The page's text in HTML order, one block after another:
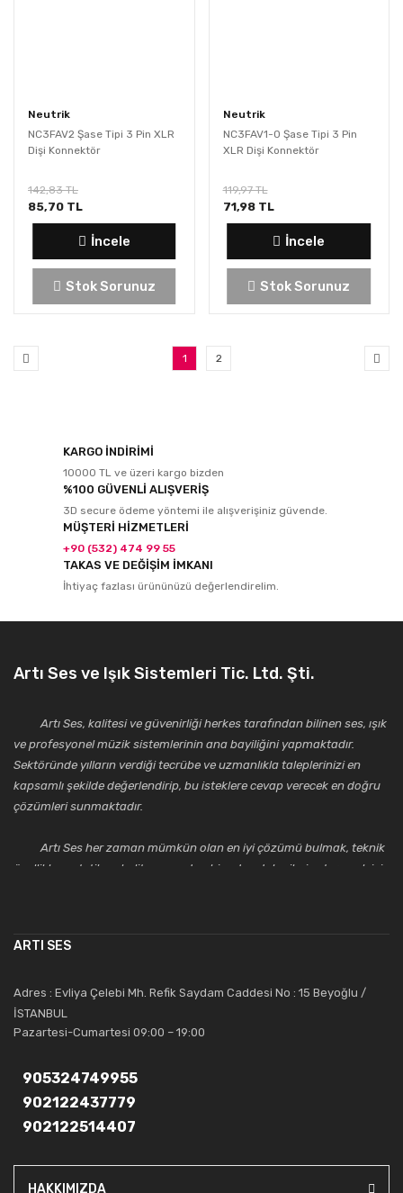
Neutrik
NC3FAV2 Şase Tipi 3 Pin XLR
Dişi Konnektör
142,83 TL
85,70 TL
İncele
Stok Sorunuz
Neutrik
NC3FAV1-0 Şase Tipi 3 Pin
XLR Dişi Konnektör
119,97 TL
71,98 TL
İncele
Stok Sorunuz
1 2
KARGO İNDİRİMİ
10000 TL ve üzeri kargo bizden
%100 GÜVENLİ ALIŞVERİŞ
3D secure ödeme yöntemi ile alışverişiniz güvende.
MÜŞTERİ HİZMETLERİ
+90 (532) 474 99 55
TAKAS VE DEĞİŞİM İMKANI
İhtiyaç fazlası ürününüzü değerlendirelim.
Artı Ses ve Işık Sistemleri Tic. Ltd. Şti.
Artı Ses, kalitesi ve güvenirliği herkes tarafından bilinen ses, ışık
ve profesyonel müzik sistemlerinin ana bayiliğini yapmaktadır.
Sektöründe yılların verdiği tecrübe ve uzmanlıkla taleplerinizi en
kapsamlı şekilde değerlendirip, bu isteklere cevap verecek en doğru
çözümleri sunmaktadır.
Artı Ses her zaman mümkün olan en iyi çözümü bulmak, teknik
özellikler, estetik ve kalite açısından bir adım daha ileriye taşımak için
saygıdeğer yerini kazanmıştır.
Artı Ses, güler yüzü ve deneyimi ile bu gün ve gelecekte
güvenebileceğiniz bir tercihtir.
ARTI SES
Adres : Evliya Çelebi Mh. Refik Saydam Caddesi No : 15 Beyoğlu /
İSTANBUL
Pazartesi-Cumartesi 09:00 – 19:00
905324749955
902122437779
902122514407
HAKKIMIZDA